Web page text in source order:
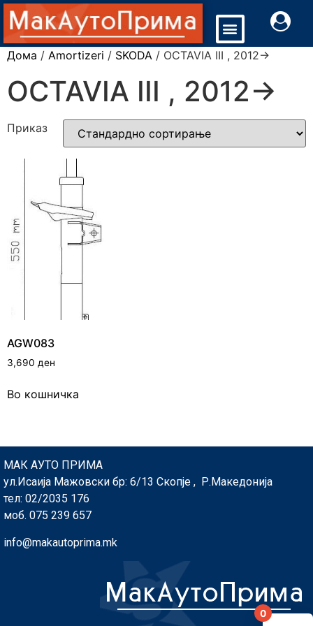
Дома / Amortizeri / SKODA / OCTAVIA III , 2012->
OCTAVIA III , 2012->
Приказ
AGW083
3,690 ден
Во кошничка
МАК АУТО ПРИМА
ул.Исаија Мажовски бр: 6/13 Скопје , Р.Македонија
тел: 02/2035 176
моб. 075 239 657
info@makautoprima.mk
0